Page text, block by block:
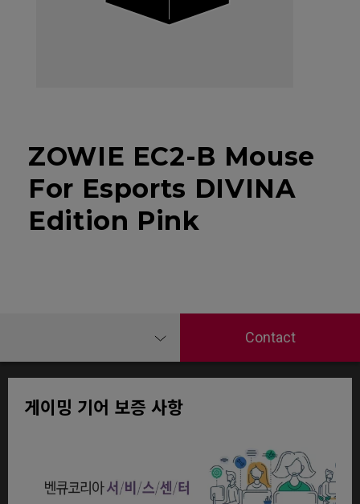
ZOWIE EC2-B Mouse
For Esports DIVINA
Edition Pink
Contact
게이밍 기어 보증 사항